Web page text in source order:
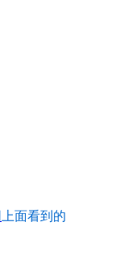
上面看到的